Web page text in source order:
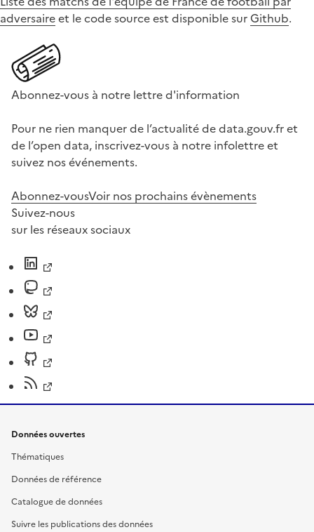
adversaireet le code source est disponible surGithub.
Abonnez-vous à notre lettre d'information
Pour ne rien manquer de l’actualité de data.gouv.fr et
de l’open data, inscrivez-vous à notre infolettre et
suivez nos événements.
Abonnez-vousVoir nos prochains évènements
Suivez-nous
sur les réseaux sociaux
Données ouvertes
Thématiques
Données de référence
Catalogue de données
Suivre les publications des données